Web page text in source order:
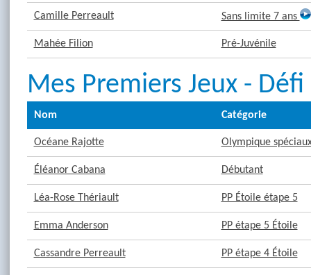
Camille Perreault Sans limite 7 ans
Mahée Filion Pré-Juvénile
Mes Premiers Jeux -
Nom Catégorie
Océane Rajotte Olympique
Éléanor Cabana Débutant
Léa-Rose Thériault PP Étoile étape 5
Emma Anderson PP étape 5 Étoile
Cassandre Perreault PP étape 4 Étoile